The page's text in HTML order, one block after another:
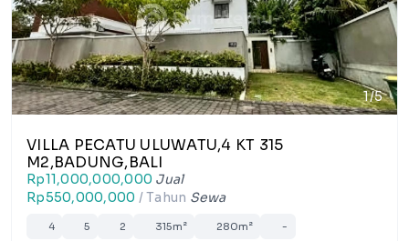
1/5
VILLA PECATU ULUWATU,4 KT 315
M2,BADUNG,BALI
Rp11,000,000,000 Jual
Rp550,000,000 / Tahun Sewa
4 5 2 315m² 280m² -